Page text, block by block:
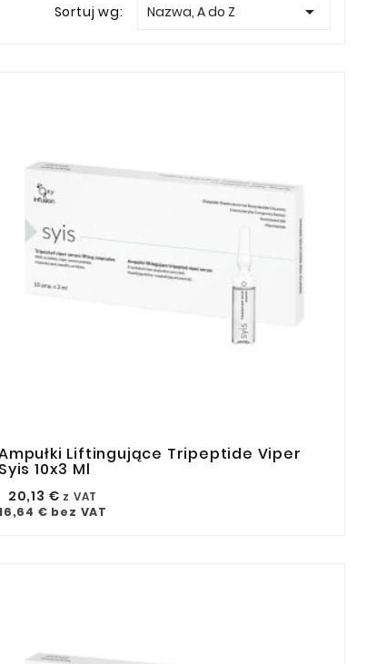
Sortuj wg: Nazwa, A do Z 
  
Liftingujące Tripeptide Viper
Syis 10x3 Ml
20,13 € z VAT
€ bez VAT